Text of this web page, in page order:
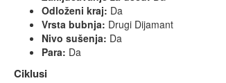
Odloženi kraj: Da
Vrsta bubnja: Drugi Dijamant
Nivo sušenja: Da
Para: Da
Ciklusi